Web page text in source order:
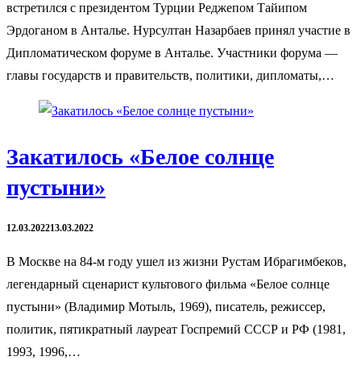
встретился с президентом Турции Реджепом Тайипом
Эрдоганом в Анталье. Нурсултан Назарбаев принял участие в
Дипломатическом форуме в Анталье. Участники форума —
главы государств и правительств, политики, дипломаты,…
Закатилось «Белое солнце
пустыни»
12.03.202213.03.2022
В Москве на 84-м году ушел из жизни Рустам Ибрагимбеков,
легендарный сценарист культового фильма «Белое солнце
пустыни» (Владимир Мотыль, 1969), писатель, режиссер,
политик, пятикратный лауреат Госпремий СССР и РФ (1981,
1993, 1996,…